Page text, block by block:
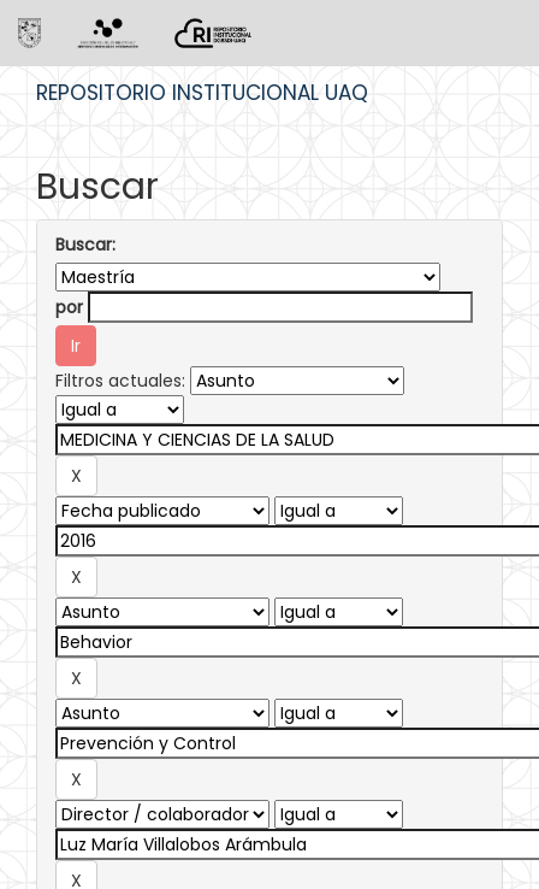
REPOSITORIO INSTITUCIONAL UAQ
Buscar
Buscar:
por
Filtros actuales: